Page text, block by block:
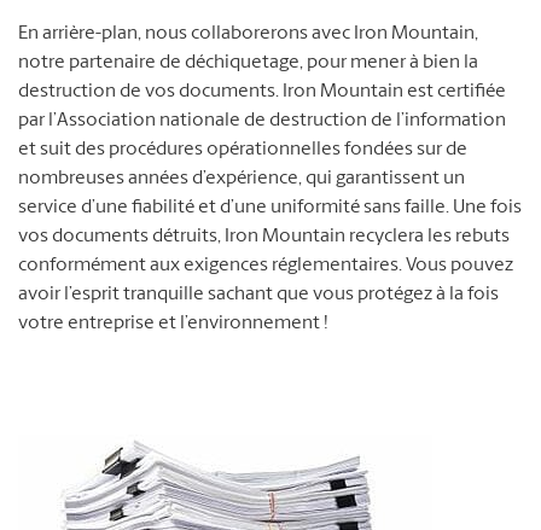
En arrière-plan, nous collaborerons avec Iron Mountain,
notre partenaire de déchiquetage, pour mener à bien la
destruction de vos documents. Iron Mountain est certifiée
par l’Association nationale de destruction de l’information
et suit des procédures opérationnelles fondées sur de
nombreuses années d’expérience, qui garantissent un
service d’une fiabilité et d’une uniformité sans faille. Une fois
vos documents détruits, Iron Mountain recyclera les rebuts
conformément aux exigences réglementaires. Vous pouvez
avoir l’esprit tranquille sachant que vous protégez à la fois
votre entreprise et l’environnement !